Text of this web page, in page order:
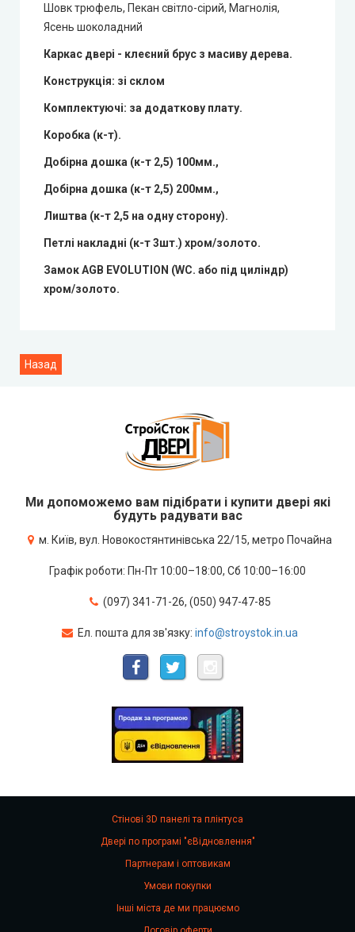
Шовк трюфель, Пекан світло-сірий, Магнолія,
Ясень шоколадний
Каркас двері - клеєний брус з масиву дерева.
Конструкція: зі склом
Комплектуючі: за додаткову плату.
Коробка (к-т).
Добірна дошка (к-т 2,5) 100мм.,
Добірна дошка (к-т 2,5) 200мм.,
Лиштва (к-т 2,5 на одну сторону).
Петлі накладні (к-т 3шт.) хром/золото.
Замок AGB EVOLUTION (WC. або під циліндр)
хром/золото.
Ми допоможемо вам підібрати і купити двері які
будуть радувати вас
м. Київ, вул. Новокостянтинівська 22/15, метро Почайна
Графік роботи: Пн-Пт 10:00–18:00, Сб 10:00–16:00
(097) 341-71-26, (050) 947-47-85
Ел. пошта для зв'язку: info@stroystok.in.ua
Стінові 3D панелі та плінтуса
Двері по програмі "єВідновлення"
Партнерам і оптовикам
Умови покупки
Інші міста де ми працюємо